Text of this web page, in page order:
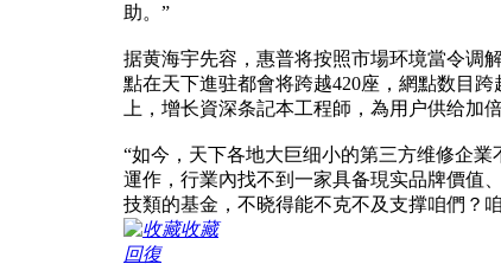
助。”
据黄海宇先容，惠普将按照市場环境當令调
點在天下進驻都會将跨越420座，網點数目
上，增长資深条記本工程師，為用户供给加
“如今，天下各地大巨细小的第三方维修企
運作，行業內找不到一家具备現实品牌價值
技類的基金，不晓得能不克不及支撑咱們？
收藏
回復